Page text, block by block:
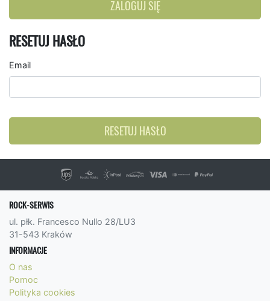
ZALOGUJ SIĘ
RESETUJ HASŁO
Email
RESETUJ HASŁO
ROCK-SERWIS
ul. płk. Francesco Nullo 28/LU3
31-543 Kraków
INFORMACJE
O nas
Pomoc
Polityka cookies